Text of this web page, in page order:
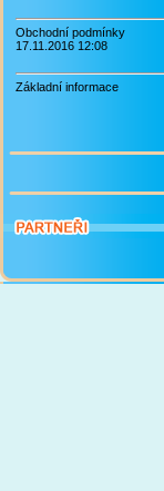
Obchodní podmínky
17.11.2016 12:08
Základní informace